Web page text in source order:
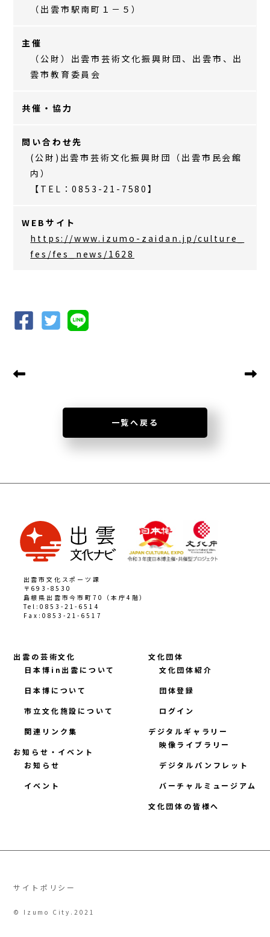
（出雲市駅南町１－５）
主催
（公財）出雲市芸術文化振興財団、出雲市、出
雲市教育委員会
共催・協力
問い合わせ先
(公財)出雲市芸術文化振興財団（出雲市民会館
内）
【TEL：0853-21-7580】
WEBサイト
https://www.izumo-zaidan.jp/culture_
fes/fes_news/1628
一覧へ戻る
出雲市文化スポーツ課
〒693-8530
島根県出雲市今市町70（本庁4階）
Tel:0853-21-6514
Fax:0853-21-6517
出雲の芸術文化
日本博in出雲について
日本博について
市立文化施設について
関連リンク集
お知らせ・イベント
お知らせ
イベント
文化団体
文化団体紹介
団体登録
ログイン
デジタルギャラリー
映像ライブラリー
デジタルパンフレット
バーチャルミュージアム
文化団体の皆様へ
サイトポリシー
© Izumo City.2021